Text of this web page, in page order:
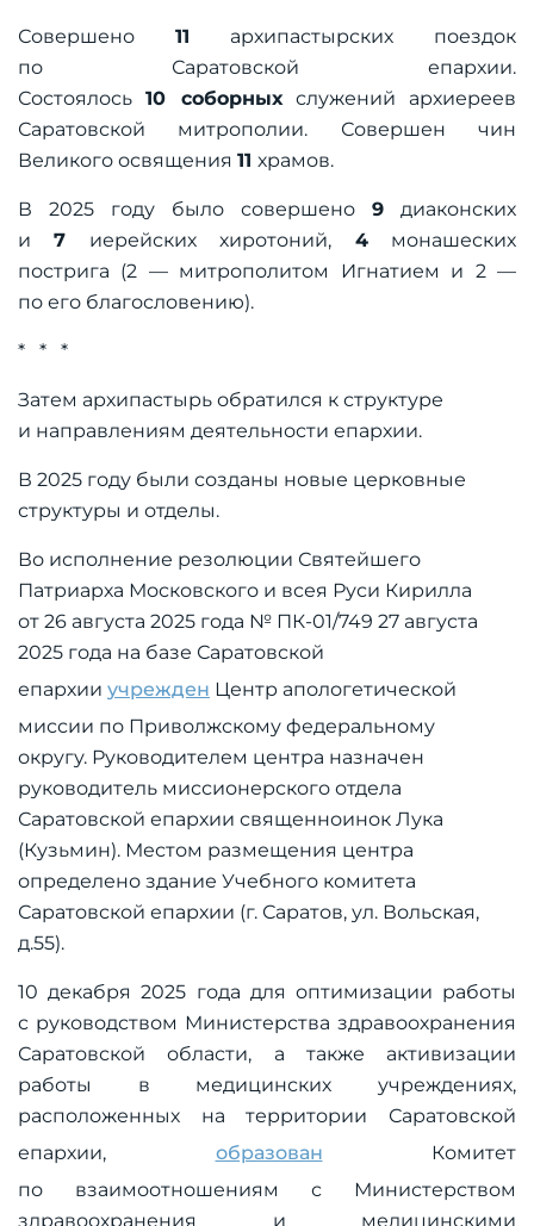
Совершено 11 архипастырских поездок
по Саратовской епархии.
Состоялось10 соборныхслужений архиереев
Саратовской митрополии. Совершен чин
Великого освящения 11 храмов.
В 2025 году было совершено 9 диаконских
и7 иерейских хиротоний, 4монашеских
пострига (2 — митрополитом Игнатием и 2 —
по его благословению).
* * *
Затем архипастырь обратился к структуре
и направлениям деятельности епархии.
В 2025 году были созданы новые церковные
структуры и отделы.
Во исполнение резолюции Святейшего
Патриарха Московского и всея Руси Кирилла
от 26 августа 2025 года № ПК-01/749 27 августа
2025 года на базе Саратовской
епархии учрежден Центр апологетической
миссии по Приволжскому федеральному
округу. Руководителем центра назначен
руководитель миссионерского отдела
Саратовской епархии священноинок Лука
(Кузьмин). Местом размещения центра
определено здание Учебного комитета
Саратовской епархии (г. Саратов, ул. Вольская,
д.55).
10 декабря 2025 года для оптимизации работы
с руководством Министерства здравоохранения
Саратовской области, а также активизации
работы в медицинских учреждениях,
расположенных на территории Саратовской
епархии, образован Комитет
по взаимоотношениям с Министерством
здравоохранения и медицинскими